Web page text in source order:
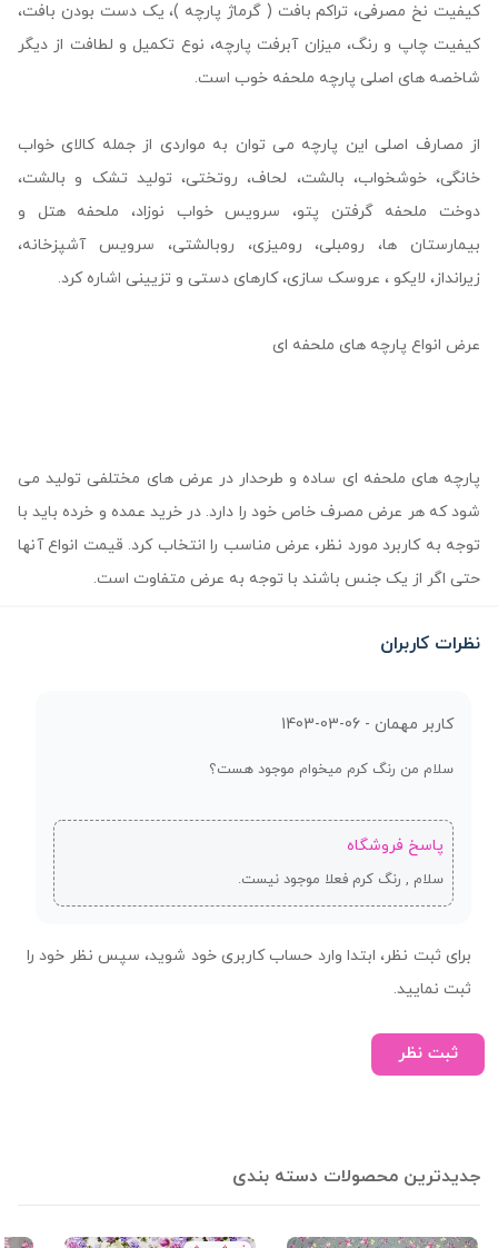
کیفیت نخ مصرفی، تراکم بافت ( گرماژ پارچه )، یک دست بودن بافت،
کیفیت چاپ و رنگ، میزان آبرفت پارچه، نوع تکمیل و لطافت از دیگر
شاخصه های اصلی پارچه ملحفه خوب است.
از مصارف اصلی این پارچه می توان به مواردی از جمله کالای خواب
خانگی، خوشخواب، بالشت، لحاف، روتختی، تولید تشک و بالشت،
دوخت ملحفه گرفتن پتو، سرویس خواب نوزاد، ملحفه هتل و
بیمارستان ها، رومبلی، رومیزی، روبالشتی، سرویس آشپزخانه،
زیرانداز، لایکو ، عروسک سازی، کارهای دستی و تزیینی اشاره کرد.
عرض انواع پارچه های ملحفه ای
پارچه های ملحفه ای ساده و طرحدار در عرض های مختلفی تولید می
شود که هر عرض مصرف خاص خود را دارد. در خرید عمده و خرده باید با
توجه به کاربرد مورد نظر، عرض مناسب را انتخاب کرد. قیمت انواع آنها
حتی اگر از یک جنس باشند با توجه به عرض متفاوت است.
نظرات کاربران
کاربر مهمان - 1403-03-06
سلام من رنگ کرم میخوام موجود هست؟
پاسخ فروشگاه
سلام , رنگ کرم فعلا موجود نیست.
برای ثبت نظر، ابتدا وارد حساب کاربری خود شوید، سپس نظر خود را
ثبت نمایید.
ثبت نظر
جدیدترین محصولات دسته بندی